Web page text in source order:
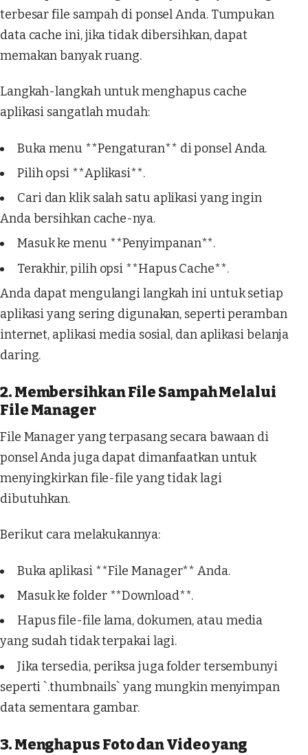
terbesar file sampah di ponsel Anda. Tumpukan
data cache ini, jika tidak dibersihkan, dapat
memakan banyak ruang.
Langkah-langkah untuk menghapus cache
aplikasi sangatlah mudah:
Buka menu **Pengaturan** di ponsel Anda.
Pilih opsi **Aplikasi**.
Cari dan klik salah satu aplikasi yang ingin
Anda bersihkan cache-nya.
Masuk ke menu **Penyimpanan**.
Terakhir, pilih opsi **Hapus Cache**.
Anda dapat mengulangi langkah ini untuk setiap
aplikasi yang sering digunakan, seperti peramban
internet, aplikasi media sosial, dan aplikasi belanja
daring.
2. Membersihkan File Sampah Melalui
File Manager
File Manager yang terpasang secara bawaan di
ponsel Anda juga dapat dimanfaatkan untuk
menyingkirkan file-file yang tidak lagi
dibutuhkan.
Berikut cara melakukannya:
Buka aplikasi **File Manager** Anda.
Masuk ke folder **Download**.
Hapus file-file lama, dokumen, atau media
yang sudah tidak terpakai lagi.
Jika tersedia, periksa juga folder tersembunyi
seperti `.thumbnails` yang mungkin menyimpan
data sementara gambar.
3. Menghapus Foto dan Video yang